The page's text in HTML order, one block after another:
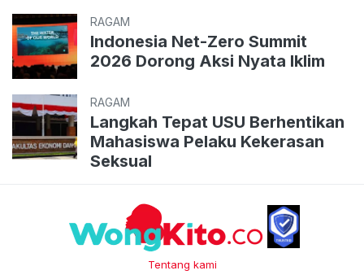
RAGAM
Indonesia Net-Zero Summit
2026 Dorong Aksi Nyata Iklim
RAGAM
Langkah Tepat USU Berhentikan
Mahasiswa Pelaku Kekerasan
Seksual
Tentang kami